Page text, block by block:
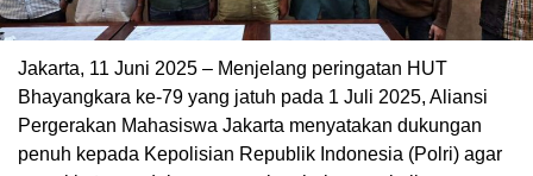
Jakarta, 11 Juni 2025 – Menjelang peringatan HUT
Bhayangkara ke-79 yang jatuh pada 1 Juli 2025, Aliansi
Pergerakan Mahasiswa Jakarta menyatakan dukungan
penuh kepada Kepolisian Republik Indonesia (Polri) agar